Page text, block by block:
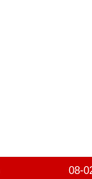
08-